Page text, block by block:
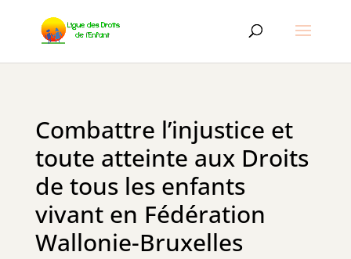
Combattre l’injustice et
toute atteinte aux Droits
de tous les enfants
vivant en Fédération
Wallonie-Bruxelles